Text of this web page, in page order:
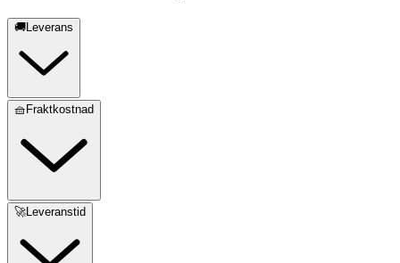
🚚Leverans
🧺Fraktkostnad
🚀Leveranstid